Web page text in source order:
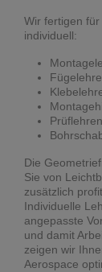
Wir fertigen
individuell:
Die
Sie von
zusätzlich
Individuelle
angepasste
und damit
zeigen wir
Aerospace